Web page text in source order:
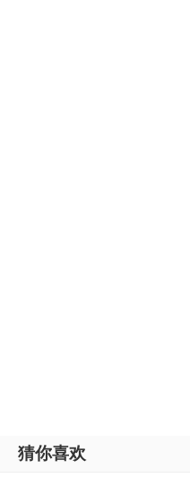
猜你喜欢